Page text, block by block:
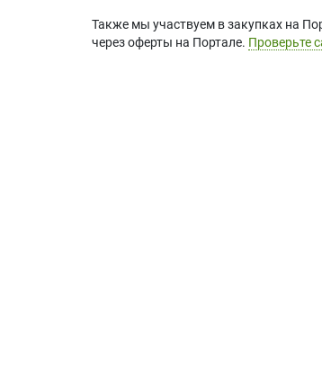
Также мы участвуем в закупках на
через оферты на Портале. Проверьте